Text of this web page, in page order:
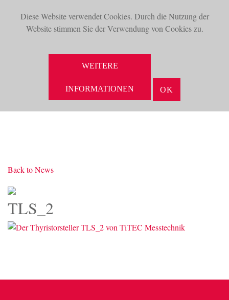
Diese Website verwendet Cookies. Durch die Nutzung der
Website stimmen Sie der Verwendung von Cookies zu.
WEITERE
INFORMATIONEN OK
Back to News
TLS_2